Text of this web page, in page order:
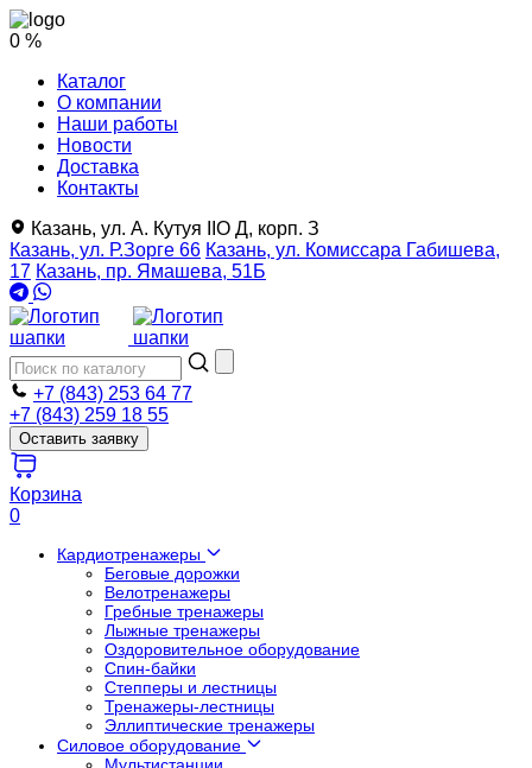
0 %
Каталог
О компании
Наши работы
Новости
Доставка
Контакты
Казань, ул. А. Кутуя IIO Д, корп. З
Казань, ул. Р.Зорге 66 Казань, ул. Комиссара Габишева,
17 Казань, пр. Ямашева, 51Б
+7 (843) 253 64 77
+7 (843) 259 18 55
Оставить заявку
Корзина
0
Кардиотренажеры
Беговые дорожки
Велотренажеры
Гребные тренажеры
Лыжные тренажеры
Оздоровительное оборудование
Спин-байки
Степперы и лестницы
Тренажеры-лестницы
Эллиптические тренажеры
Силовое оборудование